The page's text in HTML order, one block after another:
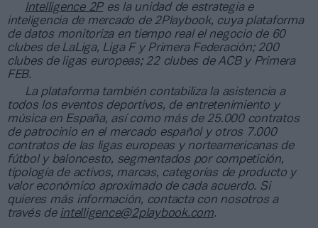
Intelligence 2Pes la unidad de estrategia e
inteligencia de mercado de 2Playbook, cuya plataforma
de datos monitoriza en tiempo real el negocio de 60
clubes de LaLiga, Liga F y Primera Federación; 200
clubes de ligas europeas; 22 clubes de ACB y Primera
FEB.
La plataforma también contabiliza la asistencia a
todos los eventos deportivos, de entretenimiento y
música en España, así como más de 25.000 contratos
de patrocinio en el mercado español y otros 7.000
contratos de las ligas europeas y norteamericanas de
fútbol y baloncesto, segmentados por competición,
tipología de activos, marcas, categorías de producto y
valor económico aproximado de cada acuerdo. Si
quieres más información, contacta con nosotros a
través de intelligence@2playbook.com.